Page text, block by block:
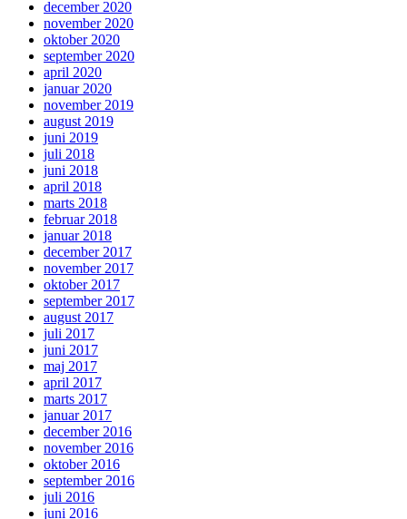
december 2020
november 2020
oktober 2020
september 2020
april 2020
januar 2020
november 2019
august 2019
juni 2019
juli 2018
juni 2018
april 2018
marts 2018
februar 2018
januar 2018
december 2017
november 2017
oktober 2017
september 2017
august 2017
juli 2017
juni 2017
maj 2017
april 2017
marts 2017
januar 2017
december 2016
november 2016
oktober 2016
september 2016
juli 2016
juni 2016